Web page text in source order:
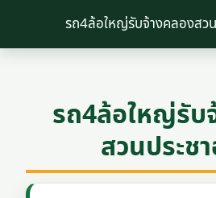
รถ4ล้อใหญ่รับจ้างคลองสว
รถ4ล้อใหญ่รับ
สวนประช